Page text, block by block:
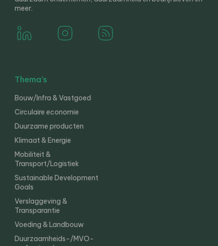
meer.
Thema’s
Bouw/Infra & Vastgoed
Circulaire economie
Duurzame producten
Klimaat & Energie
Mobiliteit &
Transport/Logistiek
Sustainable Development
Goals
Verslaggeving &
Transparantie
Voeding & Landbouw
Duurzaamheids-/MVO-